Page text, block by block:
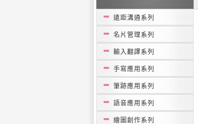
遠距溝通系列
名片管理系列
輸入翻譯系列
手寫應用系列
筆跡應用系列
語音應用系列
繪圖創作系列